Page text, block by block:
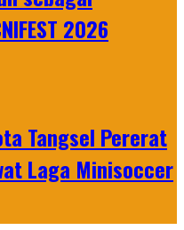
2026
Tangsel Pererat
Laga Minisoccer